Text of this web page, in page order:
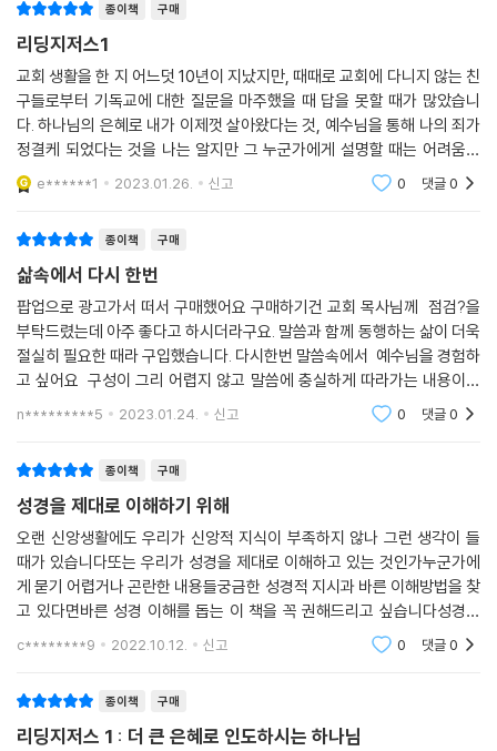
누렸고, “모두 행복하게 살았습니다”로 결론이 나는 듯합니다. 하지만 성
경 이야기는 여기서 끝나지 않습니다.
---「8장 여호수아」중에서
창세기부터 요한계시록까지 성경에 나오는 다양한 인물과 사건을 예수님
중심으로, 예배하는 심령으로 읽도록 도와주어서, 우리의 성경 읽기가 단
순한 지적 호기심 충족이나 설익은 적용에 그치지 않고, 성경 본문을 풍성
하게 누리도록 도전합니다. 또한 삶의 변화로 이끄는 성경 읽기가 되도록
안내할 것입니다. 성경 읽기를 통해 우리 삶의 전부요 기쁨이신 구주를 더
욱 알고 사랑하는 일이 조국 교회와 성도들의 삶에 더욱 풍성해지기를 기
대하는 마음으로 이 책을 적극 추천합니다.
- 화종부(남서울교회 담임목사)
사도 바울은 연소했던 디모데에게 자신의 사역을 이양하면서 “읽는 것에
전념”하라고 합니다(디모데전서 4:13). ‘성경을 읽는 것’은 주님의 일을
하는 데 가장 기본인 훈련이며, 성숙한 성도로 살아가는 현장의 시작이라
는 뜻입니다. 하나님 앞에 바로 서려는 진지한 결단을 하고 싶다면, 성경을
일독해 보라고 권하고 싶습니다. ‘말씀’은 시작부터 있었고(요한복음 1:1),
인생을 초기화(reset)할 때 반드시 ‘말씀’이 앞에서 이끌어 주어야 하기
때문입니다.
그런데 그동안은 강력히 추천할 성경 읽기 교재가 없었습니다. 이제 우리
앞에 나타난 듯합니다. 《리딩지저스》 성경 읽기 교재에는 신학이 담겨 있
으며, 그 신학이 성경 66권 전체를 읽어 가는 긴 여행을 돕는 훌륭한 지팡
이가 될 것입니다. 《리딩지저스》가 담고 있는 신학은 신뢰할 수 있습니다.
예수 그리스도를 중심으로 성경 전체를 읽어 나가는 길을 안내하기 때문입
니다.
《리딩지저스》는 한국 교회의 소생이라는 염원을 담아 제작되었습니다.
고 더욱 정결해지는 데 필요한 역할을 할 것입니다.
- 한규삼(충현교회 담임목사)
종이책 구매
리딩지저스1
교회 생활을 한 지 어느덧 10년이 지났지만, 때때로 교회에 다니지 않는 친
구들로부터 기독교에 대한 질문을 마주했을 때 답을 못할 때가 많았습니
다. 하나님의 은혜로 내가 이제껏 살아왔다는 것, 예수님을 통해 나의 죄가
정결케 되었다는 것을 나는 알지만 그 누군가에게 설명할 때는 어려움을
겪었어요. 그래서 신앙의 기본을 공부하고 싶어 이 책을 구매했습니다. 매
단원별로 생
e******1 2023.01.26. 신고 0 댓글0
종이책 구매
삶속에서 다시 한번
팝업으로 광고가서 떠서 구매했어요 구매하기건 교회 목사님께 점검?을
부탁드렸는데 아주 좋다고 하시더라구요. 말씀과 함께 동행하는 삶이 더욱
절실히 필요한 때라 구입했습니다. 다시한번 말씀속에서 예수님을 경험하
고 싶어요 구성이 그리 어렵지 않고 말씀에 충실하게 따라가는 내용이라
아주 좋습니다 다음편도 구매 예정입니다.
n*********5 2023.01.24. 신고 0 댓글0
종이책 구매
성경을 제대로 이해하기 위해
오랜 신앙생활에도 우리가 신앙적 지식이 부족하지 않나 그런 생각이 들
때가 있습니다또는 우리가 성경을 제대로 이해하고 있는 것인가누군가에
게 묻기 어렵거나 곤란한 내용들궁금한 성경적 지시과 바른 이해방법을 찾
고 있다면바른 성경 이해를 돕는 이 책을 꼭 권해드리고 싶습니다성경의
각 서별로 핵심내용과 성경적 배경을 알려줍니다특히나 가볍게 시작하면
c********9 2022.10.12. 신고 0 댓글0
종이책 구매
리딩지저스 1 : 더 큰 은혜로 인도하시는 하나님